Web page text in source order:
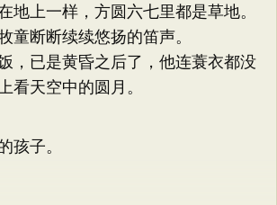
地上一样，方圆六七里都是草地。
童断断续续悠扬的笛声。
，已是黄昏之后了，他连蓑衣都没
看天空中的圆月。
孩子。